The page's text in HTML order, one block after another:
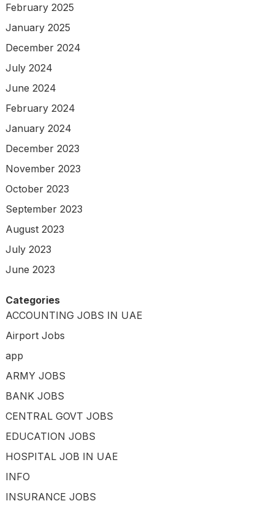
February 2025
January 2025
December 2024
July 2024
June 2024
February 2024
January 2024
December 2023
November 2023
October 2023
September 2023
August 2023
July 2023
June 2023
Categories
ACCOUNTING JOBS IN UAE
Airport Jobs
app
ARMY JOBS
BANK JOBS
CENTRAL GOVT JOBS
EDUCATION JOBS
HOSPITAL JOB IN UAE
INFO
INSURANCE JOBS